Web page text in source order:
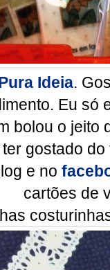
Ideia.
Eu só
bolou o jeito
gostado
e no
cartões de